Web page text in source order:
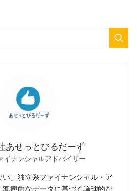
あせっとびるだーず
イナンシャルアドバイザー
い」独立系ファイナンシャル・ア
客観的なデータに基づく論理的な